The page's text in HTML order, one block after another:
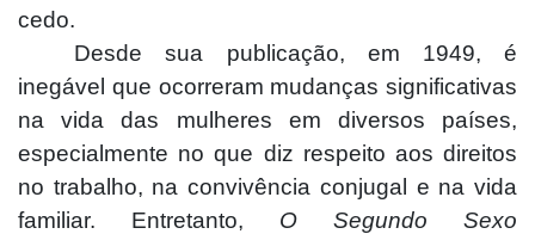
cedo.
Desde sua publicação, em 1949, é
inegável que ocorreram mudanças significativas
na vida das mulheres em diversos países,
especialmente no que diz respeito aos direitos
no trabalho, na convivência conjugal e na vida
familiar. Entretanto, O Segundo Sexo